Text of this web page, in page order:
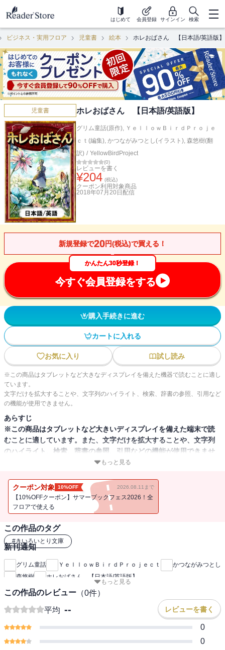
はじめて 会員登録 サインイン 検索
ビジネス・実用フロア 児童書 絵本 ホレおばさん 【日本語/英語版】
児童書 ホレおばさん 【日本語/英語版】
グリム童話(原作), ＹｅｌｌｏｗＢｉｒｄＰｒｏｊｅ
ｃｔ(編集), かつながみつとし(イラスト), 森悠樹(翻
訳) / YellowBirdProject
(0)
レビューを書く
¥204 (税込)
クーポン利用対象商品
2018年07月20日 配信
新規登録で20円(税込)で買える！
かんたん30秒登録！
今すぐ会員登録をする
購入手続きに進む
カートに入れる
お気に入り 試し読み
※この商品はタブレットなど大きなディスプレイを備えた機器で読むことに適し
ています。
文字だけを拡大することや、文字列のハイライト、検索、辞書の参照、引用など
の機能が使用できません。
あらすじ
※この商品はタブレットなど大きいディスプレイを備えた端末で読
むことに適しています。また、文字だけを拡大することや、文字列
のハイライト、検索、辞書の参照、引用などの機能が使用できませ
井戸の底は、不思議な世界につながっていました。庭で洗濯をして
いたマリーは、大切な糸巻き棒を、井戸の中に落としてしまいまし
た。糸巻き棒を探しに井戸の底に降りていったマリーは・・ 【きい
もっと見る
クーポン対象 10%OFF 2026.08.11まで
【10%OFFクーポン】サマーブックフェス2026！全
フロアで使える
この作品のタグ
#きいろいとり文庫
新刊通知
グリム童話 ＹｅｌｌｏｗＢｉｒｄＰｒｏｊｅｃｔ
かつながみつとし
森悠樹
ホレおばさん 【日本語/英語版】
もっと見る
この作品のレビュー （0件）
平均 -- レビューを書く
0
0